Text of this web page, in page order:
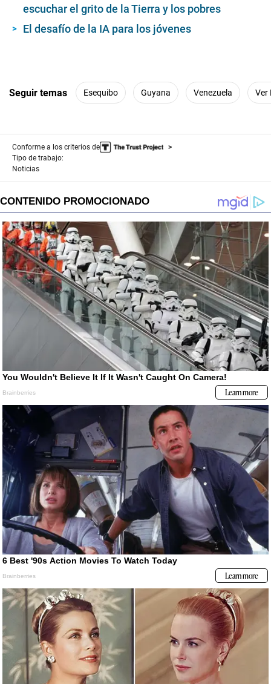
escuchar el grito de la Tierra y los pobres
El desafío de la IA para los jóvenes
Seguir temas Esequibo Guyana Venezuela Ver
Conforme a los criterios de
Tipo de trabajo:
Noticias